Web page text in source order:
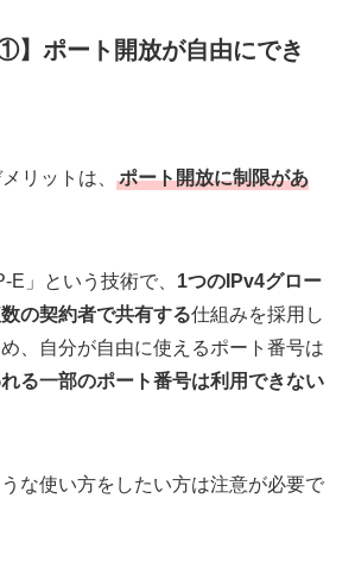
】ポート開放が自由にでき
リットは、ポート開放に制限があ
E」という技術で、 1つのIPv4グロー
の契約者で共有する仕組みを採用し
、自分が自由に使えるポート番号は
る一部のポート番号は利用できない
な使い方をしたい方は注意が必要で